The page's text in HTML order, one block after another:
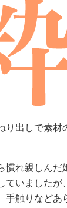
り出しで素材
慣れ親しんだ
ていましたが
手触りなどあ